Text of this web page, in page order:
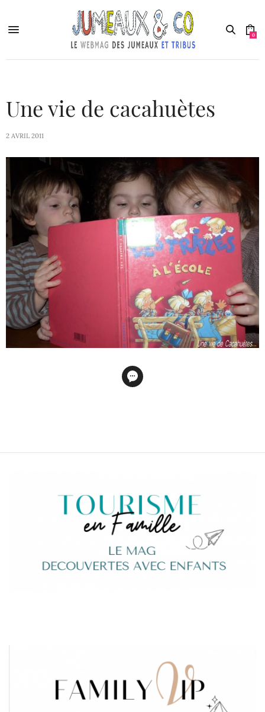
0
Une vie de cacahuètes
2 AVRIL 2011